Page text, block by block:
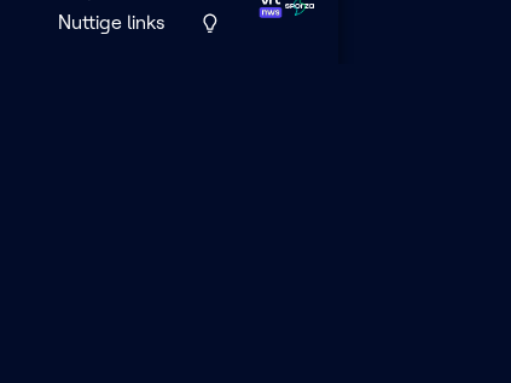
Nuttige links